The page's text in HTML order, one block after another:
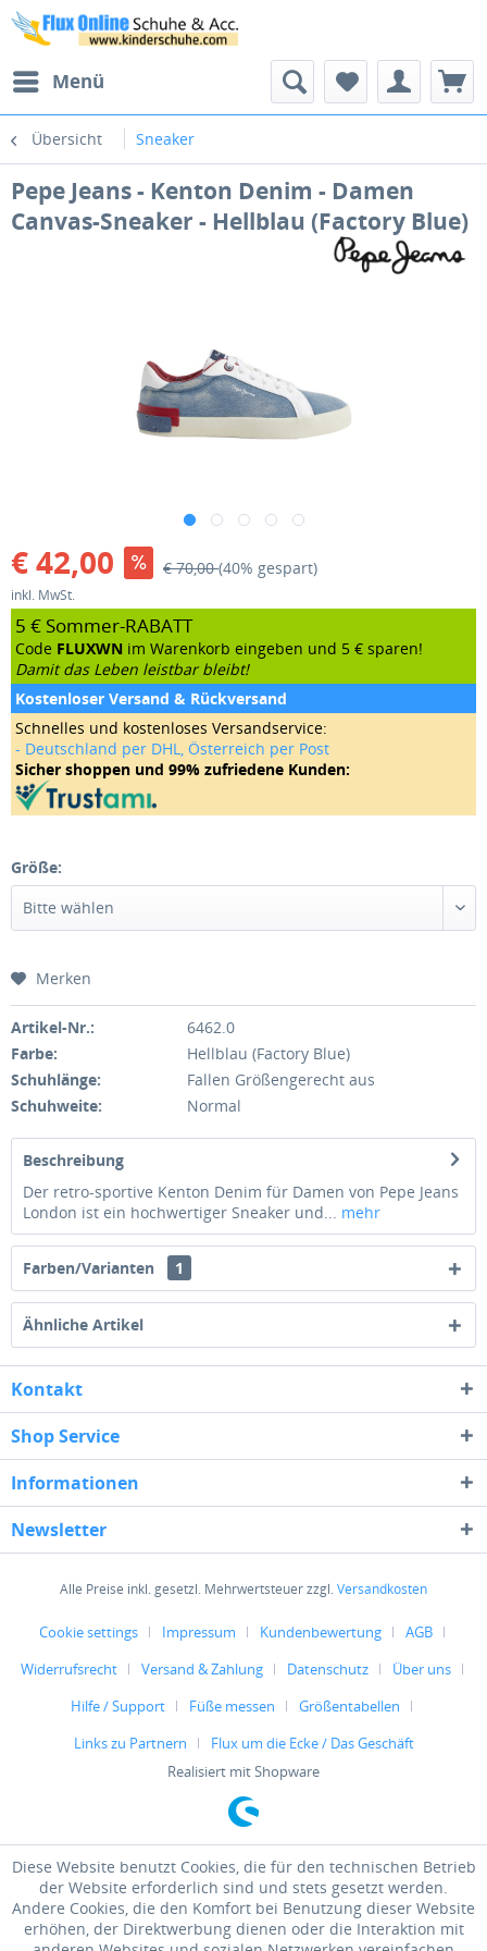
Menü
Übersicht Sneaker
Pepe Jeans - Kenton Denim - Damen
Canvas-Sneaker - Hellblau (Factory Blue)
€ 42,00 € 70,00(40% gespart)
inkl. MwSt.
5 € Sommer-RABATT
Code FLUXWN im Warenkorb eingeben und 5 € sparen!
Damit das Leben leistbar bleibt!
Kostenloser Versand & Rückversand
Schnelles und kostenloses Versandservice:
- Deutschland per DHL, Österreich per Post
Sicher shoppen und 99% zufriedene Kunden:
Größe:
Merken
Artikel-Nr.:
6462.0
Farbe:
Hellblau (Factory Blue)
Schuhlänge:
Fallen Größengerecht aus
Schuhweite:
Normal
Beschreibung
Der retro-sportive Kenton Denim für Damen von Pepe Jeans
London ist ein hochwertiger Sneaker und... mehr
Farben/Varianten 1
Ähnliche Artikel
Kontakt
Shop Service
Informationen
Newsletter
Alle Preise inkl. gesetzl. Mehrwertsteuer zzgl.Versandkosten
Cookie settings Impressum Kundenbewertung
AGB
Widerrufsrecht
Versand & Zahlung Datenschutz
Über uns
Hilfe / Support
Füße messen
Größentabellen
Links zu Partnern
Flux um die Ecke / Das Geschäft
Realisiert mit Shopware
Diese Website benutzt Cookies, die für den technischen Betrieb
der Website erforderlich sind und stets gesetzt werden.
Andere Cookies, die den Komfort bei Benutzung dieser Website
erhöhen, der Direktwerbung dienen oder die Interaktion mit